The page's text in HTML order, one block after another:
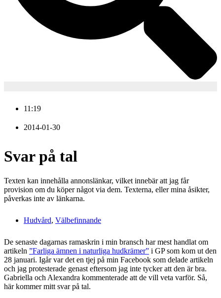
11:19
2014-01-30
Svar på tal
Texten kan innehålla annonslänkar, vilket innebär att jag får
provision om du köper något via dem. Texterna, eller mina åsikter,
påverkas inte av länkarna.
Hudvård, Välbefinnande
De senaste dagarnas ramaskrin i min bransch har mest handlat om
artikeln ”Farliga ämnen i naturliga hudkrämer” i GP som kom ut den
28 januari. Igår var det en tjej på min Facebook som delade artikeln
och jag protesterade genast eftersom jag inte tycker att den är bra.
Gabriella och Alexandra kommenterade att de vill veta varför. Så,
här kommer mitt svar på tal.